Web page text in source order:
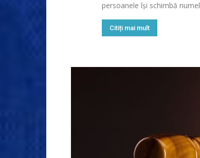
persoanele își schimbă
Citiți mai mult